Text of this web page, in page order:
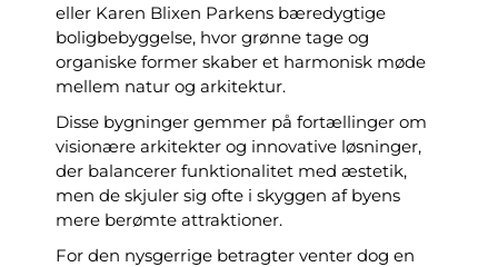
eller Karen Blixen Parkens bæredygtige
boligbebyggelse, hvor grønne tage og
organiske former skaber et harmonisk møde
mellem natur og arkitektur.
Disse bygninger gemmer på fortællinger om
visionære arkitekter og innovative løsninger,
der balancerer funktionalitet med æstetik,
men de skjuler sig ofte i skyggen af byens
mere berømte attraktioner.
For den nysgerrige betragter venter dog en